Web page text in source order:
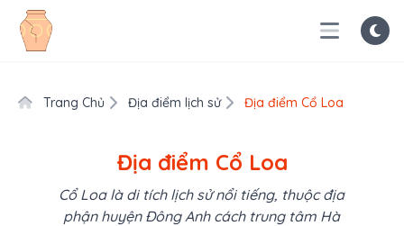
Trang Chủ Địa điểm lịch sử Địa điểm Cổ Loa
Địa điểm Cổ Loa
Cổ Loa là di tích lịch sử nổi tiếng, thuộc địa
phận huyện Đông Anh cách trung tâm Hà